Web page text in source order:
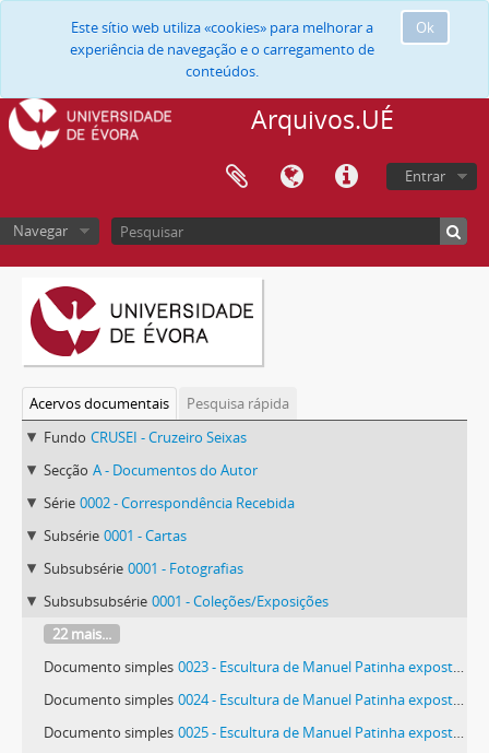
Ok
Este sítio web utiliza «cookies» para melhorar a
experiência de navegação e o carregamento de
conteúdos.
Arquivos.UÉ
Entrar
Navegar
Acervos documentais
Pesquisa rápida
Fundo CRUSEI - Cruzeiro Seixas
Secção A - Documentos do Autor
Série 0002 - Correspondência Recebida
Subsérie 0001 - Cartas
Subsubsérie 0001 - Fotografias
Subsubsubsérie 0001 - Coleções/Exposições
22 mais...
Documento simples 0023 - Escultura de Manuel Patinha exposta no Ateneo de Ferrol
Documento simples 0024 - Escultura de Manuel Patinha exposta no Ateneo de Ferrol
Documento simples 0025 - Escultura de Manuel Patinha exposta no Ateneo de Ferrol